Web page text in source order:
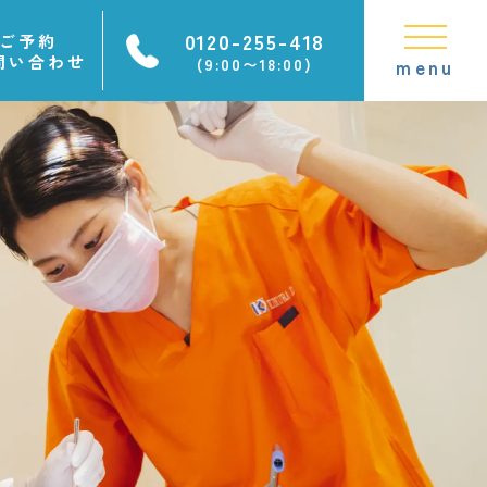
ご予約
い合わせ
0120-255-418
(9:00〜18:00) menu